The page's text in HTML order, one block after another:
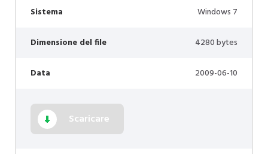
Sistema Windows 7
Dimensione del file 4280 bytes
Data 2009-06-10
Scaricare